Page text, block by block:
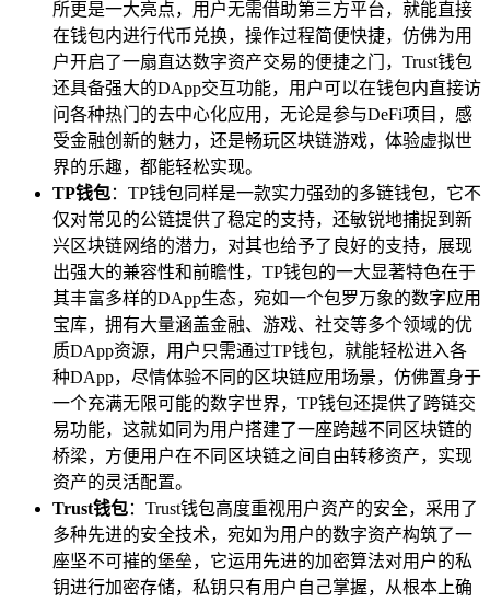
所更是一大亮点，用户无需借助第三方平台，就能直接
在钱包内进行代币兑换，操作过程简便快捷，仿佛为用
户开启了一扇直达数字资产交易的便捷之门，Trust钱包
还具备强大的DApp交互功能，用户可以在钱包内直接访
问各种热门的去中心化应用，无论是参与DeFi项目，感
受金融创新的魅力，还是畅玩区块链游戏，体验虚拟世
界的乐趣，都能轻松实现。
TP钱包：TP钱包同样是一款实力强劲的多链钱包，它不
仅对常见的公链提供了稳定的支持，还敏锐地捕捉到新
兴区块链网络的潜力，对其也给予了良好的支持，展现
出强大的兼容性和前瞻性，TP钱包的一大显著特色在于
其丰富多样的DApp生态，宛如一个包罗万象的数字应用
宝库，拥有大量涵盖金融、游戏、社交等多个领域的优
质DApp资源，用户只需通过TP钱包，就能轻松进入各
种DApp，尽情体验不同的区块链应用场景，仿佛置身于
一个充满无限可能的数字世界，TP钱包还提供了跨链交
易功能，这就如同为用户搭建了一座跨越不同区块链的
桥梁，方便用户在不同区块链之间自由转移资产，实现
资产的灵活配置。
Trust钱包：Trust钱包高度重视用户资产的安全，采用了
多种先进的安全技术，宛如为用户的数字资产构筑了一
座坚不可摧的堡垒，它运用先进的加密算法对用户的私
钥进行加密存储，私钥只有用户自己掌握，从根本上确